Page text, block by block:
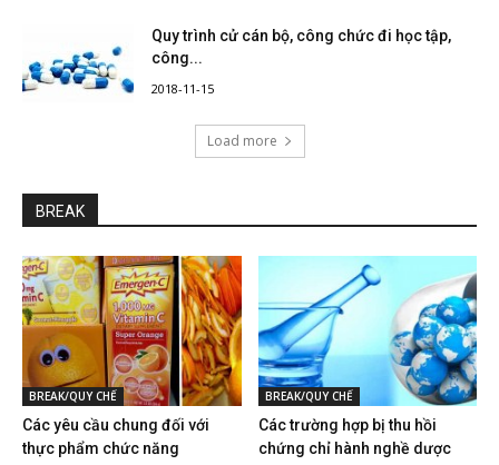
Quy trình cử cán bộ, công chức đi học tập,
công...
2018-11-15
Load more
BREAK
BREAK/QUY CHẾ
Các yêu cầu chung đối với
thực phẩm chức năng
BREAK/QUY CHẾ
Các trường hợp bị thu hồi
chứng chỉ hành nghề dược